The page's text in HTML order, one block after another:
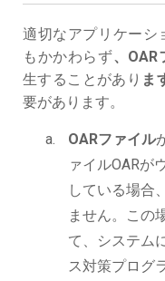
適切なアプリケーシ
もかかわらず、OAR
生することがあり ま
要があります。
OARファイル
ァイルOARが
している場合
ません。この
て、システム
ス対策プログ